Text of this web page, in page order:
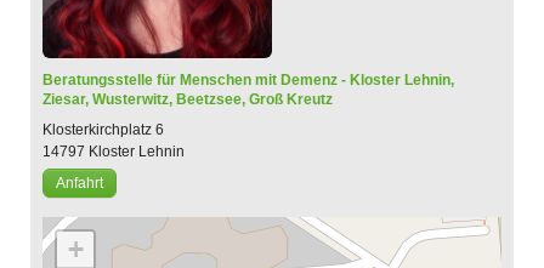
Beratungsstelle für Menschen mit Demenz - Kloster Lehnin,
Ziesar, Wusterwitz, Beetzsee, Groß Kreutz
Klosterkirchplatz 6
14797 Kloster Lehnin
Anfahrt
+